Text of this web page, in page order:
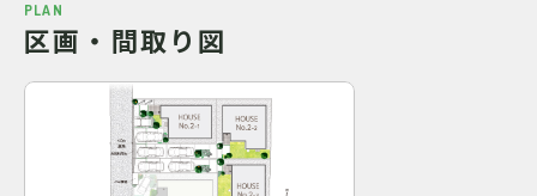
PLAN
区画・間取り図